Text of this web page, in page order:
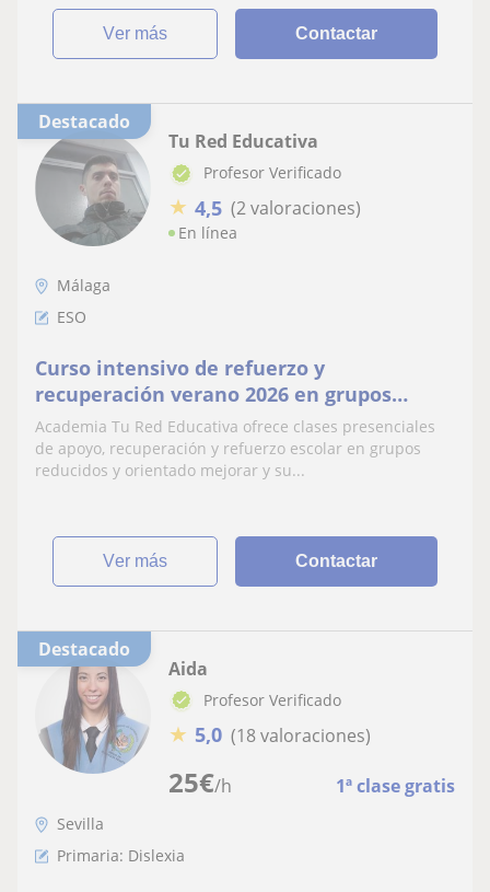
ver más Contactar
Destacado
Tu Red Educativa
Profesor Verificado
★ 4,5 (2 valoraciones)
En línea
Málaga
ESO
Curso intensivo de refuerzo y
recuperación verano 2026 en grupos
reducidos
Academia Tu Red Educativa ofrece clases presenciales
de apoyo, recuperación y refuerzo escolar en grupos
reducidos y orientado mejorar y su...
ver más Contactar
Destacado
25€/h 1ª clase gratis
Aida
Profesor Verificado
★ 5,0 (18 valoraciones)
Sevilla
Primaria: Dislexia